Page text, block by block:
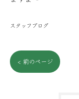
スタッフブログ
< 前のページ